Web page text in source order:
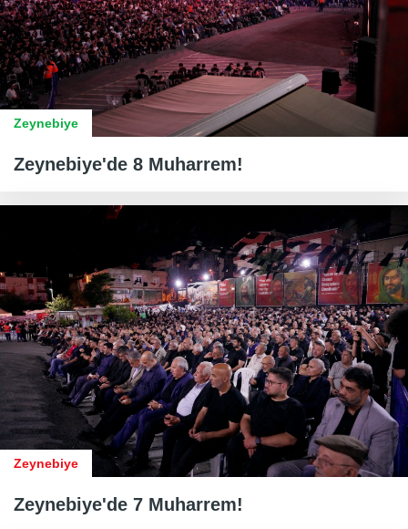
Zeynebiye
Zeynebiye'de 8 Muharrem!
Zeynebiye
Zeynebiye'de 7 Muharrem!